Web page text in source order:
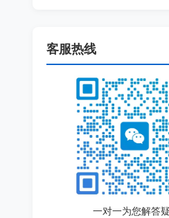
客服热线
一对一为您解答